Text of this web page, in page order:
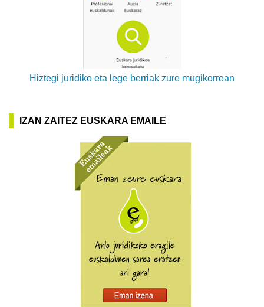
Hiztegi juridiko eta lege berriak zure mugikorrean
IZAN ZAITEZ EUSKARA EMAILE